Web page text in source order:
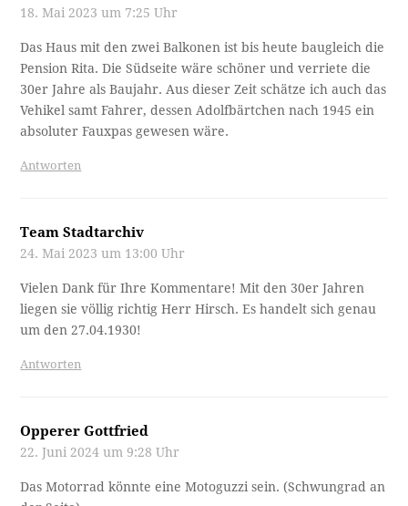
18. Mai 2023 um 7:25 Uhr
Das Haus mit den zwei Balkonen ist bis heute baugleich die
Pension Rita. Die Südseite wäre schöner und verriete die
30er Jahre als Baujahr. Aus dieser Zeit schätze ich auch das
Vehikel samt Fahrer, dessen Adolfbärtchen nach 1945 ein
absoluter Fauxpas gewesen wäre.
Antworten
Team Stadtarchiv
24. Mai 2023 um 13:00 Uhr
Vielen Dank für Ihre Kommentare! Mit den 30er Jahren
liegen sie völlig richtig Herr Hirsch. Es handelt sich genau
um den 27.04.1930!
Antworten
Opperer Gottfried
22. Juni 2024 um 9:28 Uhr
Das Motorrad könnte eine Motoguzzi sein. (Schwungrad an